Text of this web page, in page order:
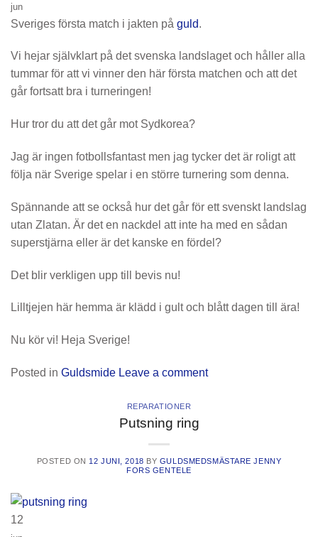
jun
Sveriges första match i jakten på guld.
Vi hejar självklart på det svenska landslaget och håller alla
tummar för att vi vinner den här första matchen och att det
går fortsatt bra i turneringen!
Hur tror du att det går mot Sydkorea?
Jag är ingen fotbollsfantast men jag tycker det är roligt att
följa när Sverige spelar i en större turnering som denna.
Spännande att se också hur det går för ett svenskt landslag
utan Zlatan. Är det en nackdel att inte ha med en sådan
superstjärna eller är det kanske en fördel?
Det blir verkligen upp till bevis nu!
Lilltjejen här hemma är klädd i gult och blått dagen till ära!
Nu kör vi! Heja Sverige!
Posted in Guldsmide Leave a comment
REPARATIONER
Putsning ring
POSTED ON 12 JUNI, 2018 BY GULDSMEDSMÄSTARE JENNY
FORS GENTELE
12